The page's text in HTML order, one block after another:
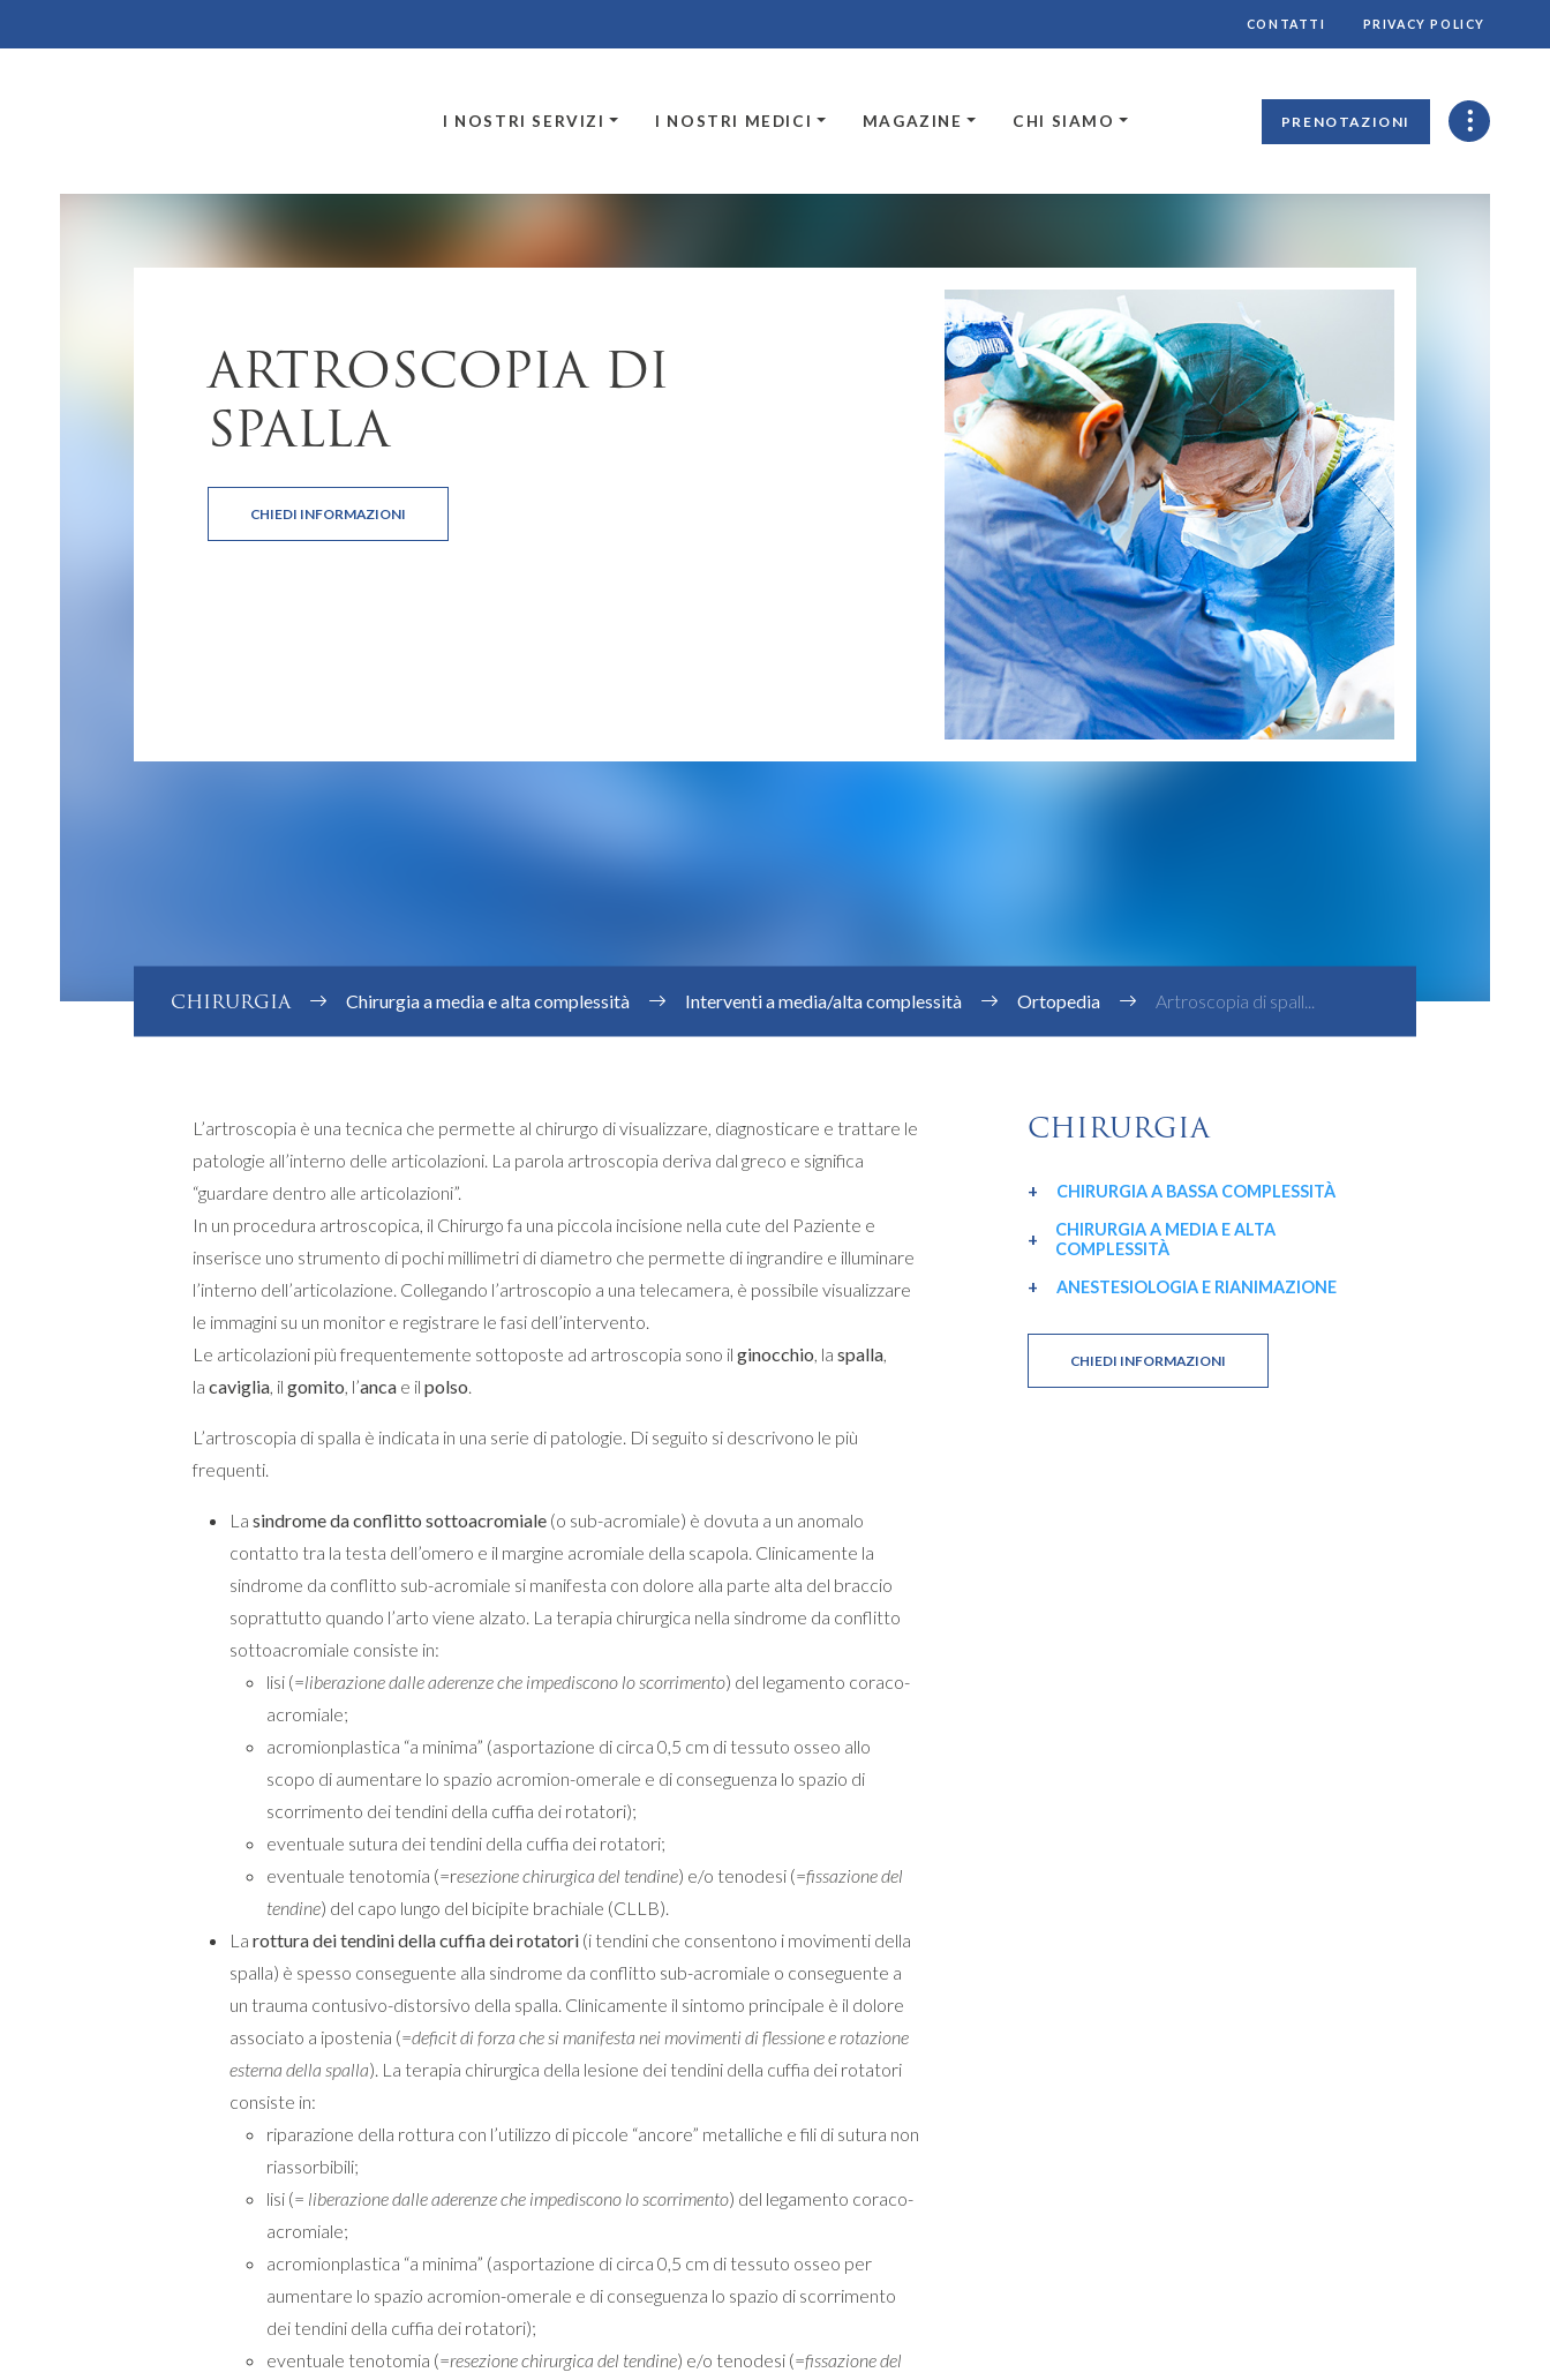
CONTATTI PRIVACY POLICY
I NOSTRI SERVIZI I NOSTRI MEDICI MAGAZINE CHI SIAMO PRENOTAZIONI
ARTROSCOPIA DI
SPALLA
CHIEDI INFORMAZIONI
CHIRURGIA Chirurgia a media e alta complessità Interventi a media/alta complessità Ortopedia Artroscopia di spall...
L’artroscopia è una tecnica che permette al chirurgo di visualizzare, diagnosticare e trattare le
patologie all’interno delle articolazioni. La parola artroscopia deriva dal greco e significa
“guardare dentro alle articolazioni”.
In un procedura artroscopica, il Chirurgo fa una piccola incisione nella cute del Paziente e
inserisce uno strumento di pochi millimetri di diametro che permette di ingrandire e illuminare
l’interno dell’articolazione. Collegando l’artroscopio a una telecamera, è possibile visualizzare
le immagini su un monitor e registrare le fasi dell’intervento.
Le articolazioni più frequentemente sottoposte ad artroscopia sono ilginocchio, laspalla,
lacaviglia, ilgomito, l’anca e ilpolso.
L’artroscopia di spalla è indicata in una serie di patologie. Di seguito si descrivono le più
frequenti.
Lasindrome da conflitto sottoacromiale (o sub-acromiale) è dovuta a un anomalo
contatto tra la testa dell’omero e il margine acromiale della scapola. Clinicamente la
sindrome da conflitto sub-acromiale si manifesta con dolore alla parte alta del braccio
soprattutto quando l’arto viene alzato. La terapia chirurgica nella sindrome da conflitto
sottoacromiale consiste in:
lisi (=liberazione dalle aderenze che impediscono lo scorrimento) del legamento coraco-
acromiale;
acromionplastica “a minima” (asportazione di circa 0,5 cm di tessuto osseo allo
scopo di aumentare lo spazio acromion-omerale e di conseguenza lo spazio di
scorrimento dei tendini della cuffia dei rotatori);
eventuale sutura dei tendini della cuffia dei rotatori;
eventuale tenotomia (=resezione chirurgica del tendine) e/o tenodesi (=fissazione del
tendine) del capo lungo del bicipite brachiale (CLLB).
Larottura dei tendini della cuffia dei rotatori (i tendini che consentono i movimenti della
spalla) è spesso conseguente alla sindrome da conflitto sub-acromiale o conseguente a
un trauma contusivo-distorsivo della spalla. Clinicamente il sintomo principale è il dolore
associato a ipostenia (=deficit di forza che si manifesta nei movimenti di flessione e rotazione
esterna della spalla). La terapia chirurgica della lesione dei tendini della cuffia dei rotatori
consiste in:
riparazione della rottura con l’utilizzo di piccole “ancore” metalliche e fili di sutura non
riassorbibili;
lisi (= liberazione dalle aderenze che impediscono lo scorrimento) del legamento coraco-
acromiale;
acromionplastica “a minima” (asportazione di circa 0,5 cm di tessuto osseo per
aumentare lo spazio acromion-omerale e di conseguenza lo spazio di scorrimento
dei tendini della cuffia dei rotatori);
eventuale tenotomia (=resezione chirurgica del tendine) e/o tenodesi (=fissazione del
CHIRURGIA
CHIRURGIA A BASSA COMPLESSITÀ
CHIRURGIA A MEDIA E ALTA
COMPLESSITÀ
ANESTESIOLOGIA E RIANIMAZIONE
CHIEDI INFORMAZIONI